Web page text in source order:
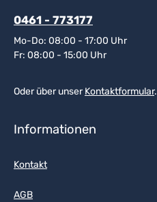
0461 - 773177
Mo-Do: 08:00 - 17:00 Uhr
Fr: 08:00 - 15:00 Uhr
Oder über unserKontaktformular.
Informationen
Kontakt
AGB